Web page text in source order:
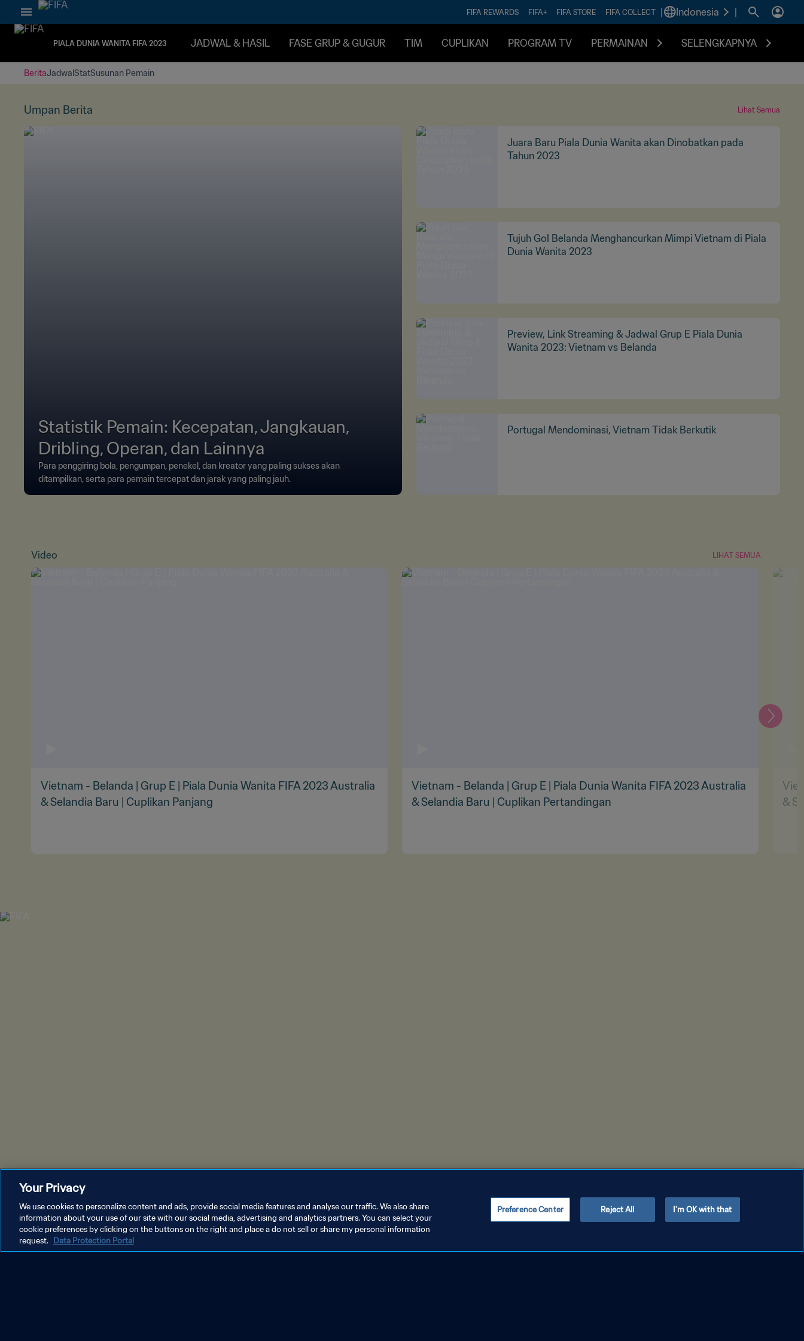
FIFA REWARDS FIFA+ FIFA STORE FIFA COLLECT Indonesia
PIALA DUNIA WANITA FIFA 2023 JADWAL & HASIL FASE GRUP & GUGUR TIM CUPLIKAN PROGRAM TV PERMAINAN SELENGKAPNYA
BeritaJadwalStatSusunan Pemain
Umpan Berita Lihat Semua
Statistik Pemain: Kecepatan, Jangkauan,
Dribling, Operan, dan Lainnya
Para penggiring bola, pengumpan, penekel, dan kreator yang paling sukses akan
ditampilkan, serta para pemain tercepat dan jarak yang paling jauh.
Juara Baru Piala Dunia Wanita akan Dinobatkan pada
Tahun 2023
Tujuh Gol Belanda Menghancurkan Mimpi Vietnam di Piala
Dunia Wanita 2023
Preview, Link Streaming & Jadwal Grup E Piala Dunia
Wanita 2023: Vietnam vs Belanda
Portugal Mendominasi, Vietnam Tidak Berkutik
Video LIHAT SEMUA
Vietnam - Belanda | Grup E | Piala Dunia Wanita FIFA 2023 Australia
& Selandia Baru | Cuplikan Panjang
Vietnam - Belanda | Grup E | Piala Dunia Wanita FIFA 2023 Australia
& Selandia Baru | Cuplikan Pertandingan
&
Your Privacy
We use cookies to personalize content and ads, provide social media features and analyse our traffic. We also share
information about your use of our site with our social media, advertising and analytics partners. You can select your
cookie preferences by clicking on the buttons on the right and place a do not sell or share my personal information
request. Data Protection Portal
Preference Center Reject All I'm OK with that